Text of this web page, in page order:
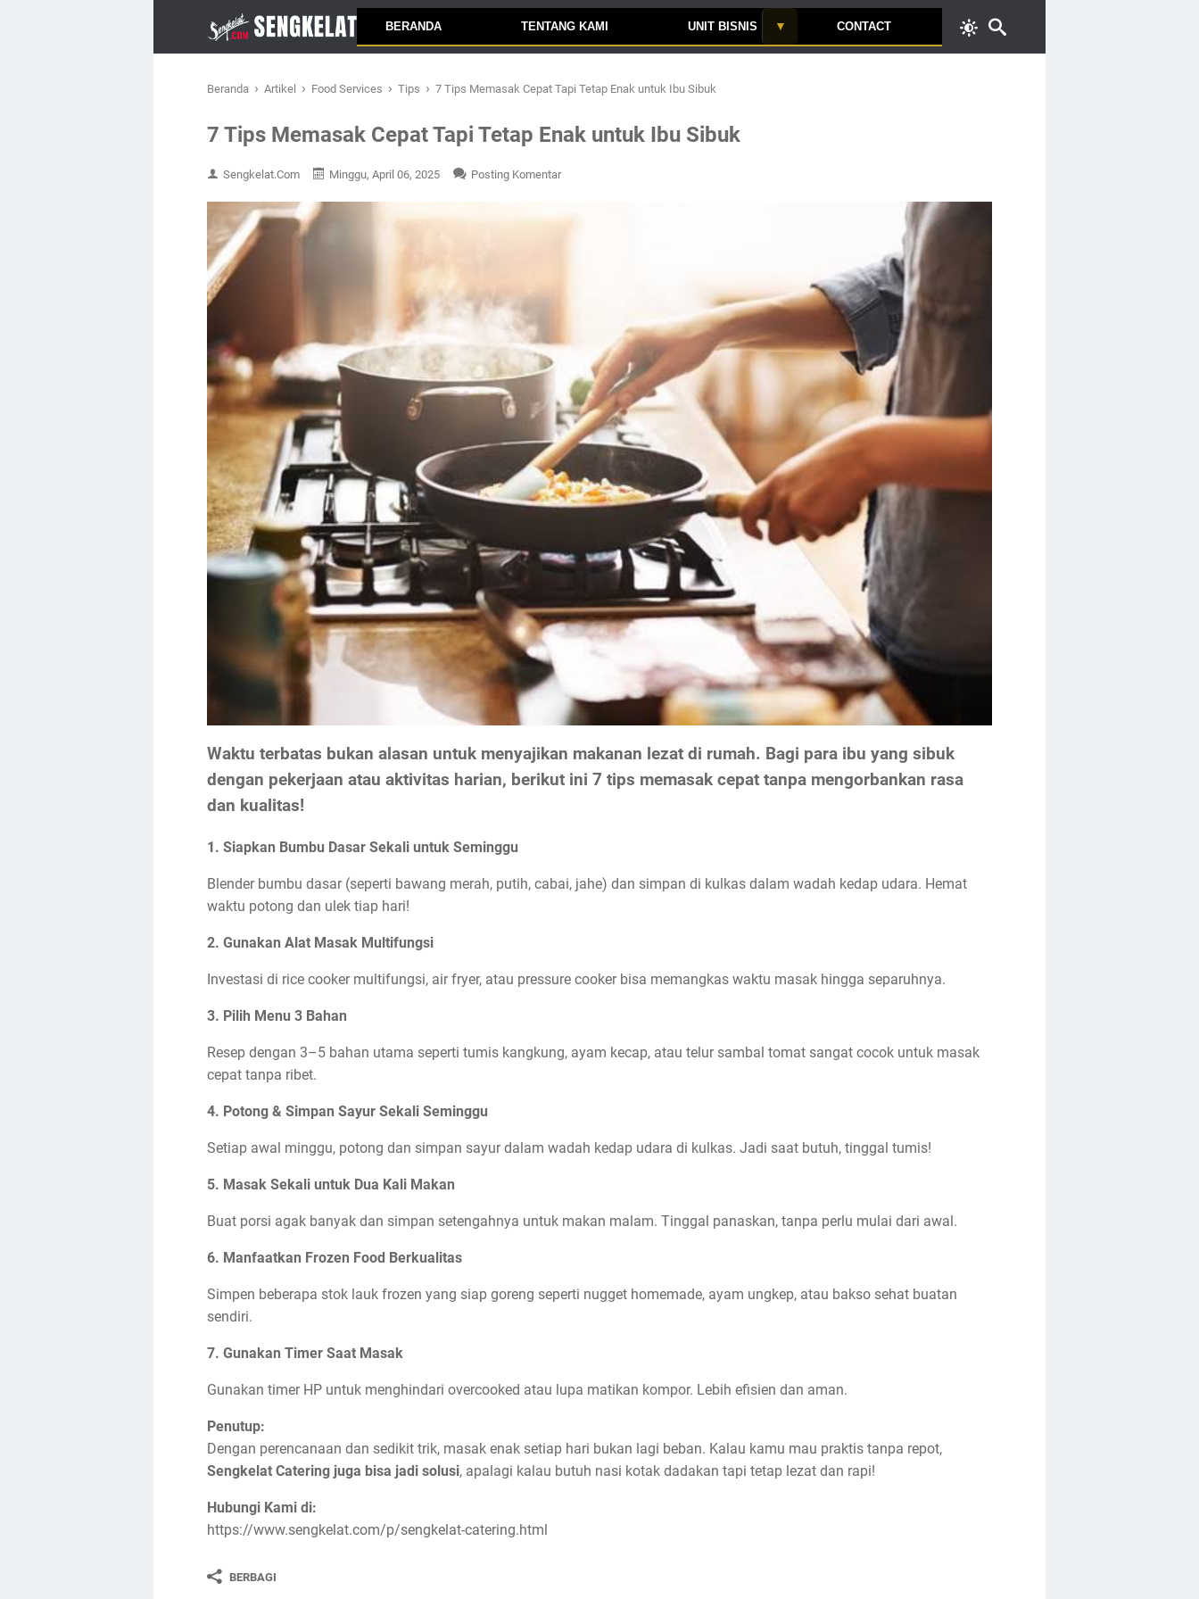
BERANDA TENTANG KAMI UNIT BISNIS CONTACT
Beranda › Artikel › Food Services › Tips › 7 Tips Memasak Cepat Tapi Tetap Enak untuk Ibu Sibuk
7 Tips Memasak Cepat Tapi Tetap Enak untuk Ibu Sibuk
Sengkelat.Com Minggu, April 06, 2025 Posting Komentar
Waktu terbatas bukan alasan untuk menyajikan makanan lezat di rumah. Bagi para ibu yang sibuk
dengan pekerjaan atau aktivitas harian, berikut ini 7 tips memasak cepat tanpa mengorbankan rasa
dan kualitas!
1. Siapkan Bumbu Dasar Sekali untuk Seminggu
Blender bumbu dasar (seperti bawang merah, putih, cabai, jahe) dan simpan di kulkas dalam wadah kedap udara. Hemat
waktu potong dan ulek tiap hari!
2. Gunakan Alat Masak Multifungsi
Investasi di rice cooker multifungsi, air fryer, atau pressure cooker bisa memangkas waktu masak hingga separuhnya.
3. Pilih Menu 3 Bahan
Resep dengan 3–5 bahan utama seperti tumis kangkung, ayam kecap, atau telur sambal tomat sangat cocok untuk masak
cepat tanpa ribet.
4. Potong & Simpan Sayur Sekali Seminggu
Setiap awal minggu, potong dan simpan sayur dalam wadah kedap udara di kulkas. Jadi saat butuh, tinggal tumis!
5. Masak Sekali untuk Dua Kali Makan
Buat porsi agak banyak dan simpan setengahnya untuk makan malam. Tinggal panaskan, tanpa perlu mulai dari awal.
6. Manfaatkan Frozen Food Berkualitas
Simpen beberapa stok lauk frozen yang siap goreng seperti nugget homemade, ayam ungkep, atau bakso sehat buatan
sendiri.
7. Gunakan Timer Saat Masak
Gunakan timer HP untuk menghindari overcooked atau lupa matikan kompor. Lebih efisien dan aman.
Penutup:
Dengan perencanaan dan sedikit trik, masak enak setiap hari bukan lagi beban. Kalau kamu mau praktis tanpa repot,
Sengkelat Catering juga bisa jadi solusi, apalagi kalau butuh nasi kotak dadakan tapi tetap lezat dan rapi!
Hubungi Kami di:
https://www.sengkelat.com/p/sengkelat-catering.html
BERBAGI